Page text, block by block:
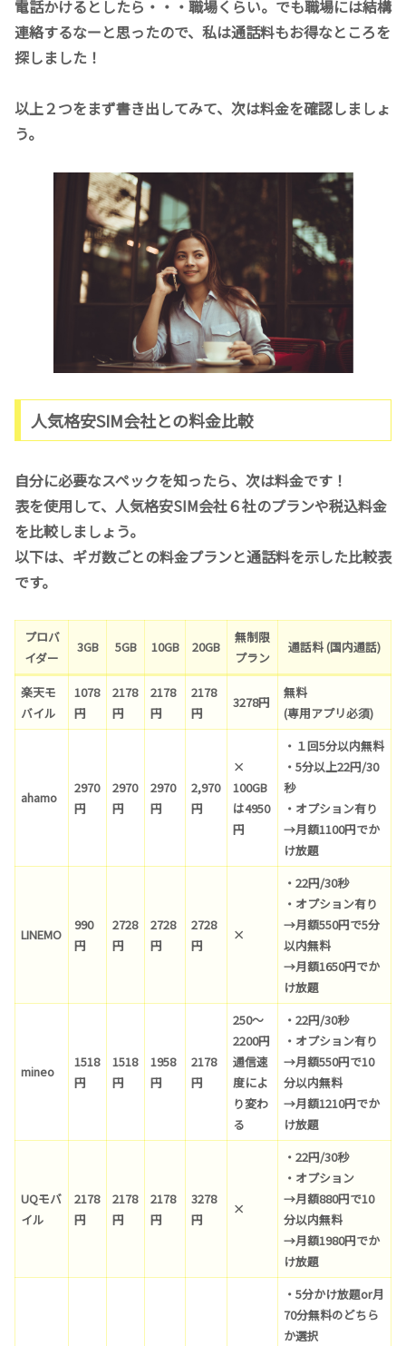
電話かけるとしたら・・・職場くらい。でも職場には結構
連絡するなーと思ったので、私は通話料もお得なところを
探しました！
以上２つをまず書き出してみて、次は料金を確認しましょ
う。
人気格安SIM会社との料金比較
自分に必要なスペックを知ったら、次は料金です！
表を使用して、人気格安SIM会社６社のプランや税込料金
を比較しましょう。
以下は、ギガ数ごとの料金プランと通話料を示した比較表
です。
プロバ
イダー
3GB 5GB 10GB 20GB
無制限
プラン
通話料 (国内通話)
楽天モ
バイル
1078
円
2178
円
2178
円
2178
円
3278円
無料
(専用アプリ必須)
ahamo
2970
円
2970
円
2970
円
2,970
円
×
100GB
は4950
円
・１回5分以内無料
・5分以上22円/30
秒
・オプション有り
→月額1100円でか
け放題
LINEMO
990
円
2728
円
2728
円
2728
円
×
・22円/30秒
・オプション有り
→月額550円で5分
以内無料
→月額1650円でか
け放題
mineo
1518
円
1518
円
1958
円
2178
円
250〜
2200円
通信速
度によ
り変わ
る
・22円/30秒
・オプション有り
→月額550円で10
分以内無料
→月額1210円でか
け放題
UQモバ
イル
2178
円
2178
円
2178
円
3278
円
×
・22円/30秒
・オプション
→月額880円で10
分以内無料
→月額1980円でか
け放題
・5分かけ放題or月
70分無料のどちら
か選択